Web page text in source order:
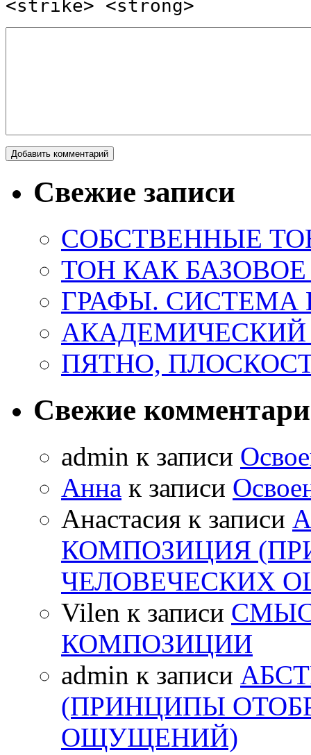
<strike> <strong>
Свежие записи
СОБСТВЕННЫЕ
ТОН КАК
ГРАФЫ. СИСТЕМА
ПЯТНО,
Свежие
admin к записи
Анна к записи
Анастасия к записи
КОМПОЗИЦИЯ
ЧЕЛОВЕЧЕСКИХ
Vilen к записи
КОМПОЗИЦИИ
admin к записи
(ПРИНЦИПЫ
ОЩУЩЕНИЙ)